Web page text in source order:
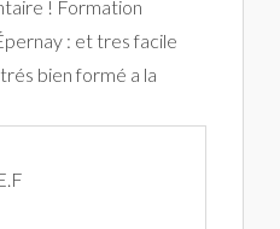
! Formation
: et tres facile
bien formé a la